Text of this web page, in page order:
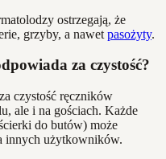
ostrzegają, że
grzyby, a nawet pasożyty.
za czystość?
za czystość ręczników
ale i na gościach. Każde
do butów) może
innych użytkowników.